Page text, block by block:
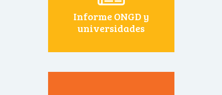
Informe ONGD y
universidades